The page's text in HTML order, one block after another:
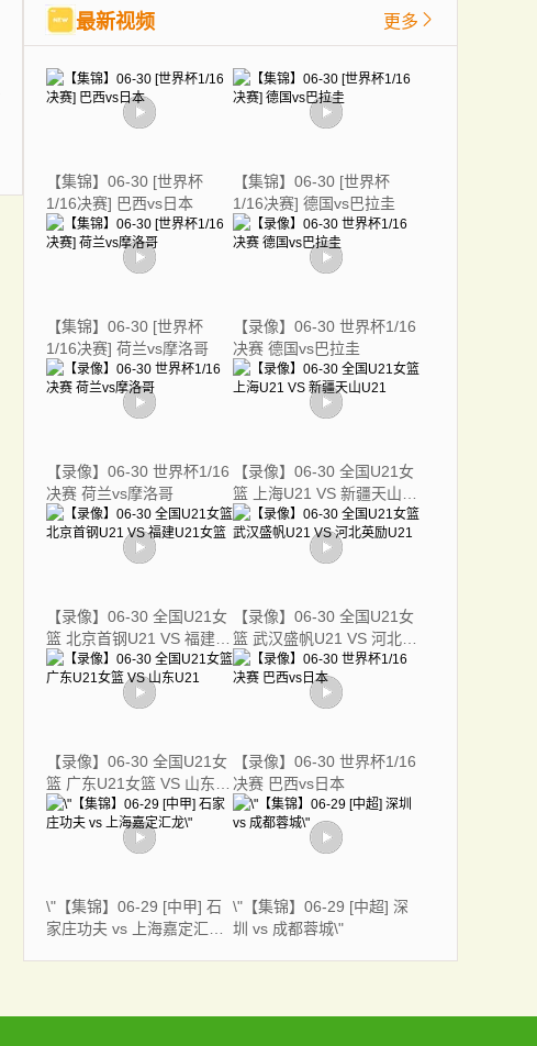
最新视频 更多
【集锦】06-30 [世界杯
1/16决赛] 巴西vs日本
【集锦】06-30 [世界杯
1/16决赛] 德国vs巴拉圭
【集锦】06-30 [世界杯
1/16决赛] 荷兰vs摩洛哥
【录像】06-30 世界杯1/16
决赛 德国vs巴拉圭
【录像】06-30 世界杯1/16
决赛 荷兰vs摩洛哥
【录像】06-30 全国U21女
篮 上海U21 VS 新疆天山
U21
【录像】06-30 全国U21女
篮 北京首钢U21 VS 福建
U21女篮
【录像】06-30 全国U21女
篮 武汉盛帆U21 VS 河北英
励U21
【录像】06-30 全国U21女
篮 广东U21女篮 VS 山东
U21
【录像】06-30 世界杯1/16
决赛 巴西vs日本
\"【集锦】06-29 [中甲] 石
家庄功夫 vs 上海嘉定汇龙
\"【集锦】06-29 [中超] 深
圳 vs 成都蓉城\"